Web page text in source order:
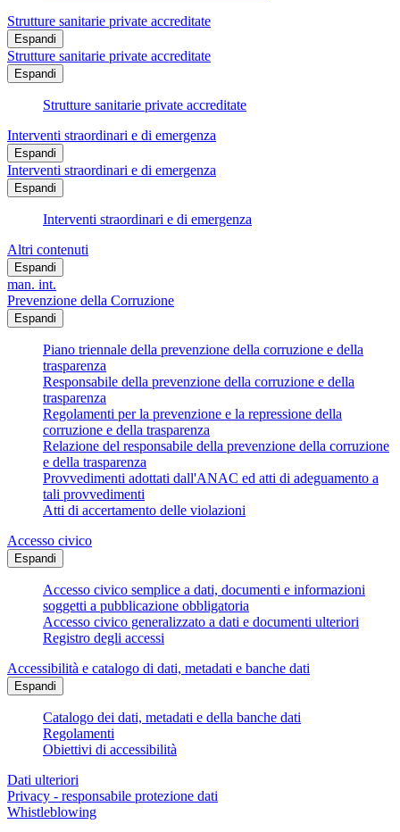
Strutture sanitarie private accreditate
Espandi
Strutture sanitarie private accreditate
Espandi
Strutture sanitarie private accreditate
Interventi straordinari e di emergenza
Espandi
Interventi straordinari e di emergenza
Espandi
Interventi straordinari e di emergenza
Altri contenuti
Espandi
man. int.
Prevenzione della Corruzione
Espandi
Piano triennale della prevenzione della corruzione e della
trasparenza
Responsabile della prevenzione della corruzione e della
trasparenza
Regolamenti per la prevenzione e la repressione della
corruzione e della trasparenza
Relazione del responsabile della prevenzione della corruzione
e della trasparenza
Provvedimenti adottati dall'ANAC ed atti di adeguamento a
tali provvedimenti
Atti di accertamento delle violazioni
Accesso civico
Espandi
Accesso civico semplice a dati, documenti e informazioni
soggetti a pubblicazione obbligatoria
Accesso civico generalizzato a dati e documenti ulteriori
Registro degli accessi
Accessibilità e catalogo di dati, metadati e banche dati
Espandi
Catalogo dei dati, metadati e della banche dati
Regolamenti
Obiettivi di accessibilità
Dati ulteriori
Privacy - responsabile protezione dati
Whistleblowing